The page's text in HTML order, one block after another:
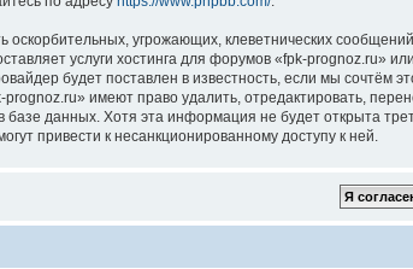
оскорбительных, угрожающих, клеветнических
услуги хостинга для форумов «fpk-
будет поставлен в известность, если мы сочтём
имеют право удалить, отредактировать,
базе данных. Хотя эта информация не будет открыта
привести к несанкционированному доступу к ней.